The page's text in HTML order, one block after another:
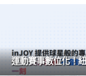
運動賽事數位化！